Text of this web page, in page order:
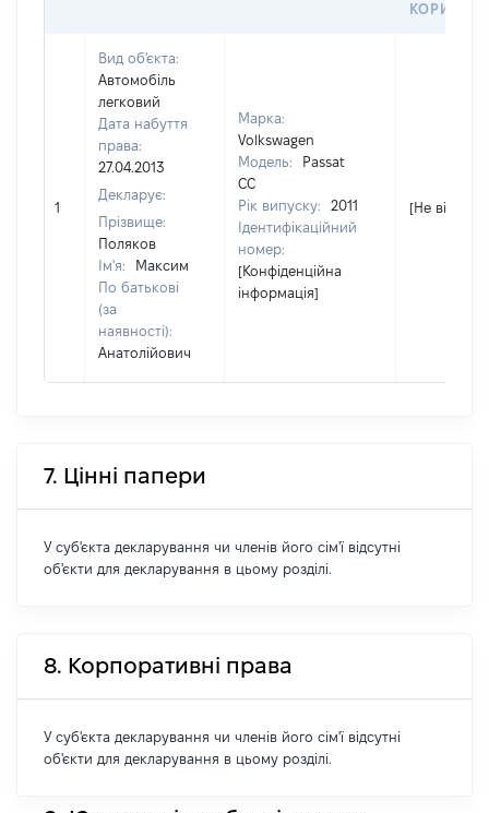
1
Вид об'єкта:
Автомобіль
легковий
Дата набуття
права:
27.04.2013
Декларує:
Прізвище:
Поляков
Ім'я:
Максим
По батькові
(за
наявності):
Анатолійович
Марка:
Volkswagen
Модель:
Passat
CC
Рік випуску:
2011
Ідентифікаційний
номер:
[Конфіденційна
інформація]
[Не відомо]
7. Цінні папери
У суб'єкта декларування чи членів його сім'ї відсутні
об'єкти для декларування в цьому розділі.
8. Корпоративні права
У суб'єкта декларування чи членів його сім'ї відсутні
об'єкти для декларування в цьому розділі.